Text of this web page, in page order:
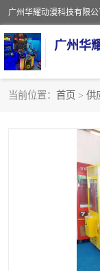
广州华
当前位置： 首页 > 供